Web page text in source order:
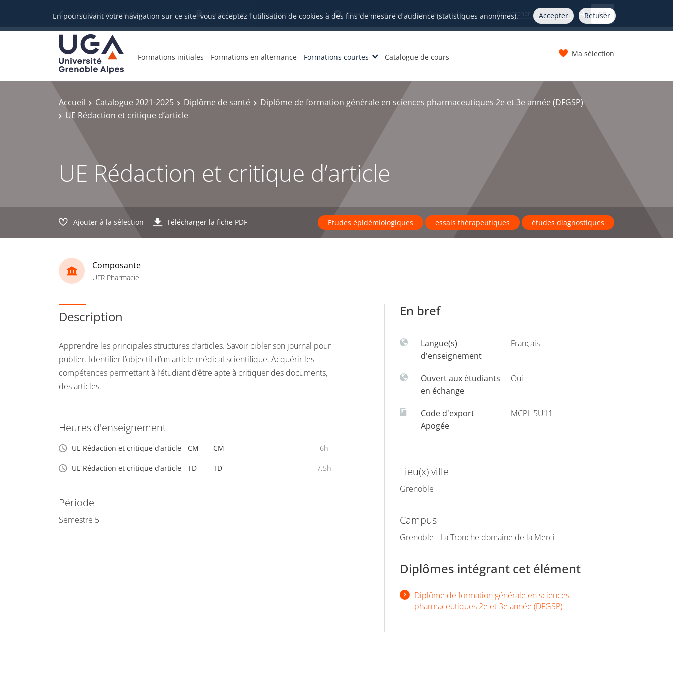
En poursuivant votre navigation sur ce site, vous acceptez l'utilisation de cookies à des fins de mesure d'audience (statistiques anonymes). Accepter Refuser
Université Grenoble Alpes Candidatures et inscriptions Orientation et insertion professionnelle FR
Formations initiales Formations en alternance Formations courtes Catalogue de cours Ma sélection
Accueil Catalogue 2021-2025 Diplôme de santé
Diplôme de formation générale en sciences pharmaceutiques 2e et 3e année (DFGSP)
UE Rédaction et critique d’article
UE Rédaction et critique d’article
Ajouter à la sélection Télécharger la fiche PDF Etudes épidémiologiques essais thérapeutiques études diagnostiques
Composante
UFR Pharmacie
Description
Apprendre les principales structures d’articles. Savoir cibler son journal pour
publier. Identifier l’objectif d’un article médical scientifique. Acquérir les
compétences permettant à l’étudiant d’être apte à critiquer des documents,
des articles.
Heures d'enseignement
UE Rédaction et critique d’article - CM CM 6h
UE Rédaction et critique d’article - TD TD 7,5h
Période
Semestre 5
En bref
Langue(s)
d'enseignement
Français
Ouvert aux étudiants
en échange
Oui
Code d'export
Apogée
MCPH5U11
Lieu(x) ville
Grenoble
Campus
Grenoble - La Tronche domaine de la Merci
Diplômes intégrant cet élément
Diplôme de formation générale en sciences
pharmaceutiques 2e et 3e année (DFGSP)